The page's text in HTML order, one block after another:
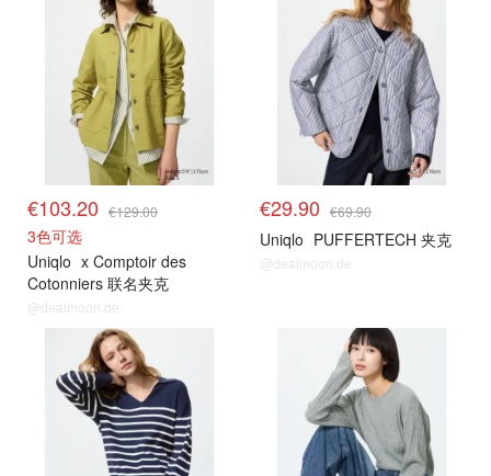
€103.20 €129.00
3色可选
Uniqlo x Comptoir des
Cotonniers 联名夹克
@dealmoon.de
€29.90 €69.90
Uniqlo PUFFERTECH 夹克
@dealmoon.de